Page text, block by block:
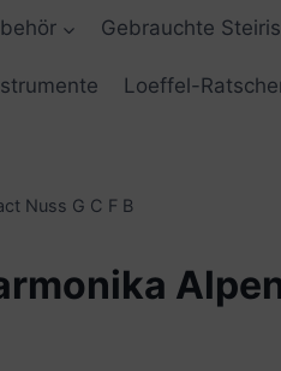
Gebrauchte
Loeffel-
Nuss G C F B